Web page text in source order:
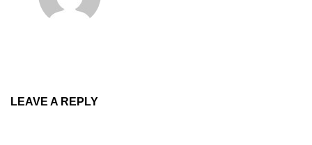
LEAVE A REPLY